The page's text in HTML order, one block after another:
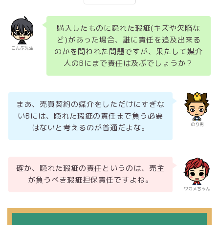
こんぶ先生
購入したものに隠れた瑕疵(キズや欠陥な
ど)があった場合、誰に責任を追及出来る
のかを問われた問題ですが、果たして媒介
人のBにまで責任は及ぶでしょうか？
のり男
まあ、売買契約の媒介をしただけにすぎな
いBには、隠れた瑕疵の責任まで負う必要
はないと考えるのが普通だよな。
ワカメちゃん
確か、隠れた瑕疵の責任というのは、売主
が負うべき瑕疵担保責任ですよね。